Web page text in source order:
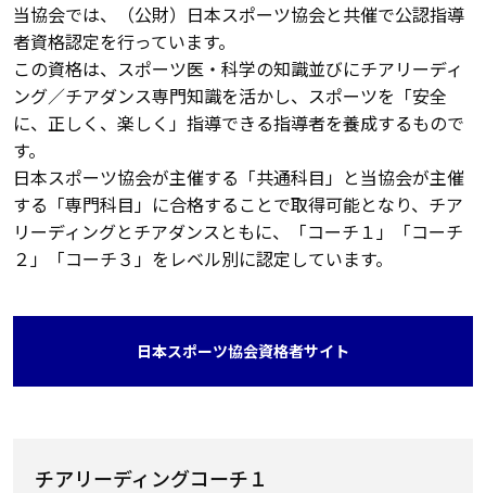
当協会では、（公財）日本スポーツ協会と共催で公認指導
者資格認定を行っています。
この資格は、スポーツ医・科学の知識並びにチアリーディ
ング／チアダンス専門知識を活かし、スポーツを「安全
に、正しく、楽しく」指導できる指導者を養成するもので
す。
日本スポーツ協会が主催する「共通科目」と当協会が主催
する「専門科目」に合格することで取得可能となり、チア
リーディングとチアダンスともに、「コーチ１」「コーチ
２」「コーチ３」をレベル別に認定しています。
日本スポーツ協会資格者サイト
チアリーディングコーチ１